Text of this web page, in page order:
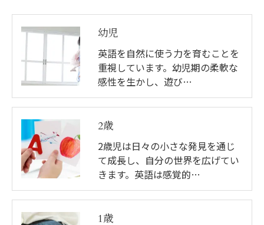
幼児
英語を自然に使う力を育むことを
重視しています。幼児期の柔軟な
感性を生かし、遊び…
2歳
2歳児は日々の小さな発見を通じ
て成長し、自分の世界を広げてい
きます。英語は感覚的…
1歳